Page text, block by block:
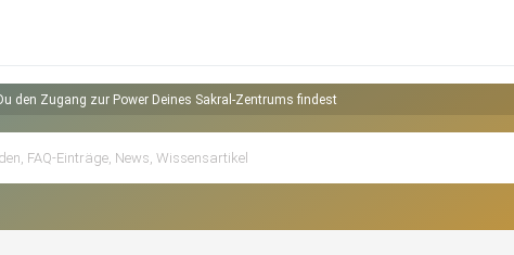
den Zugang zur Power Deines Sakral-Zentrums findest